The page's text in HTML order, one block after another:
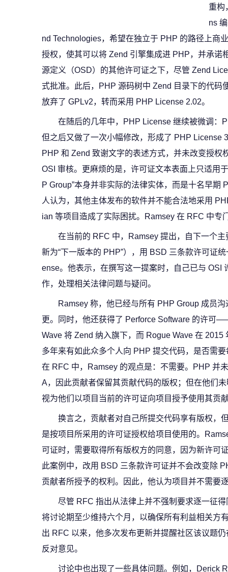
重构
ns
nd Technologies，希望在独立于 PHP 的路径上商
授权，使其可以将 Zend 引擎集成进 PHP，并承诺
源定义（OSD）的其他许可证之下，尽管 Zend
式批准。此后，PHP 源码树中 Zend 目录下的代码
放弃了 GPLv2，转而采用 PHP License 2.02。
在随后的几年中，PHP License 继续被微调：
但之后又做了一次小幅修改，形成了 PHP License
PHP 和 Zend 致谢文字的表述方式，并未改变授权
OSI 审核。更麻烦的是，许可证文本表面上只适用
P Group”本身并非实际的法律实体，而是十名早期
人认为，其他主体发布的软件并不能合法地采用
ian 等项目造成了实际困扰。Ramsey 在 RFC 中专
在当前的 RFC 中，Ramsey 提出，自下一个
新为“下一版本的 PHP”），用 BSD 三条款许可证
ense。他表示，在撰写这一提案时，自己已与 OSI
作，处理相关法律问题与疑问。
Ramsey 称，他已经与所有 PHP Group 成员
更。同时，他还获得了 Perforce Software 的许可
Wave 将 Zend 纳入旗下，而 Rogue Wave 在
多年来有如此众多个人向 PHP 提交代码，是否需
在 RFC 中，Ramsey 的观点是：不需要。PHP 并
A，因此贡献者保留其贡献代码的版权；但在他们
视为他们以项目当前的许可证向项目授予使用其贡
换言之，贡献者对自己所提交代码享有版权，
是按项目所采用的许可证授权给项目使用的。
可证时，需要取得所有版权方的同意，因为新许可
此案例中，改用 BSD 三条款许可证并不会改变除
贡献者所授予的权利。因此，他认为项目并不需要
尽管 RFC 指出从法律上并不强制要求逐一征
将讨论期至少维持六个月，以确保所有利益相关方
出 RFC 以来，他多次发布更新并提醒社区该议题
反对意见。
讨论中也出现了一些具体问题。例如，Derick